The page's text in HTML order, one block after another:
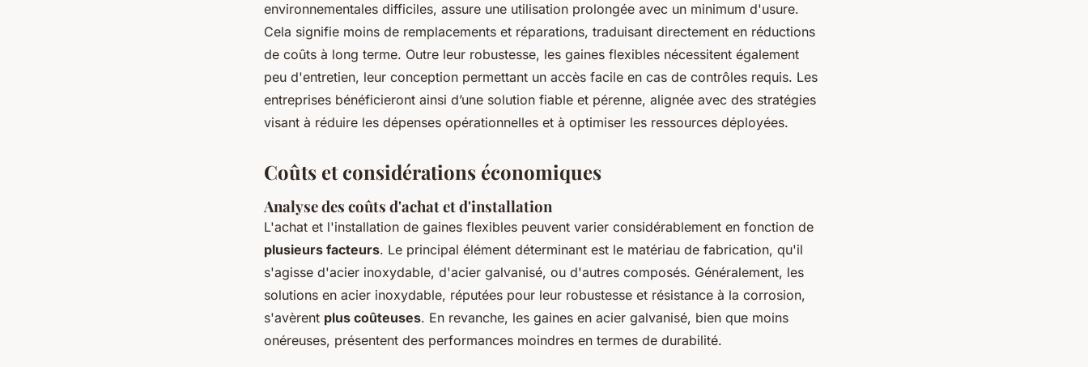
environnementales difficiles, assure une utilisation prolongée avec un minimum d'usure.
Cela signifie moins de remplacements et réparations, traduisant directement en réductions
de coûts à long terme. Outre leur robustesse, les gaines flexibles nécessitent également
peu d'entretien, leur conception permettant un accès facile en cas de contrôles requis. Les
entreprises bénéficieront ainsi d’une solution fiable et pérenne, alignée avec des stratégies
visant à réduire les dépenses opérationnelles et à optimiser les ressources déployées.
Coûts et considérations économiques
Analyse des coûts d'achat et d'installation
L'achat et l'installation de gaines flexibles peuvent varier considérablement en fonction de
plusieurs facteurs. Le principal élément déterminant est le matériau de fabrication, qu'il
s'agisse d'acier inoxydable, d'acier galvanisé, ou d'autres composés. Généralement, les
solutions en acier inoxydable, réputées pour leur robustesse et résistance à la corrosion,
s'avèrent plus coûteuses. En revanche, les gaines en acier galvanisé, bien que moins
onéreuses, présentent des performances moindres en termes de durabilité.